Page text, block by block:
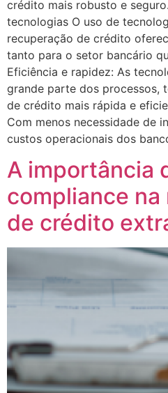
crédito mais robusto e
tecnologias O uso de
recuperação de crédito
tanto para o setor bancário
Eficiência e rapidez: As
grande parte dos processos,
de crédito mais rápida e
Com menos necessidade de
custos operacionais dos
A importância
compliance
de crédito